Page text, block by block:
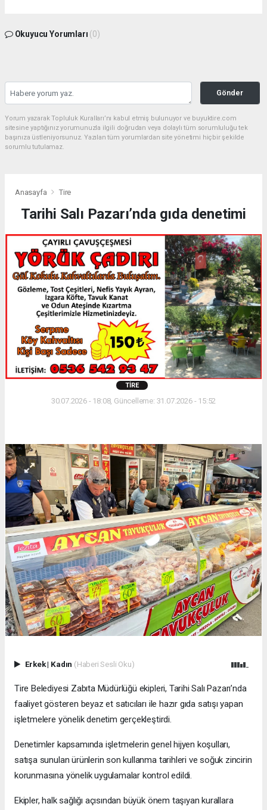
Okuyucu Yorumları (0)
Gönder
Yorum yazarak Topluluk Kuralları’nı kabul etmiş bulunuyor ve buyuktire.com
sitesine yaptığınız yorumunuzla ilgili doğrudan veya dolaylı tüm sorumluluğu tek
başınıza üstleniyorsunuz. Yazılan tüm yorumlardan site yönetimi hiçbir şekilde
sorumlu tutulamaz.
Anasayfa Tire
Tarihi Salı Pazarı’nda gıda denetimi
TIRE
30.07.2026 - 18:08, Güncelleme: 31.07.2026 - 15:52
Erkek| Kadın (Haberi Sesli Oku)
Tire Belediyesi Zabıta Müdürlüğü ekipleri, Tarihi Salı Pazarı’nda
faaliyet gösteren beyaz et satıcıları ile hazır gıda satışı yapan
işletmelere yönelik denetim gerçekleştirdi.
Denetimler kapsamında işletmelerin genel hijyen koşulları,
satışa sunulan ürünlerin son kullanma tarihleri ve soğuk zincirin
korunmasına yönelik uygulamalar kontrol edildi.
Ekipler, halk sağlığı açısından büyük önem taşıyan kurallara